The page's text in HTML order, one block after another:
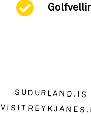
Golfvellir
SUDURLAND.IS